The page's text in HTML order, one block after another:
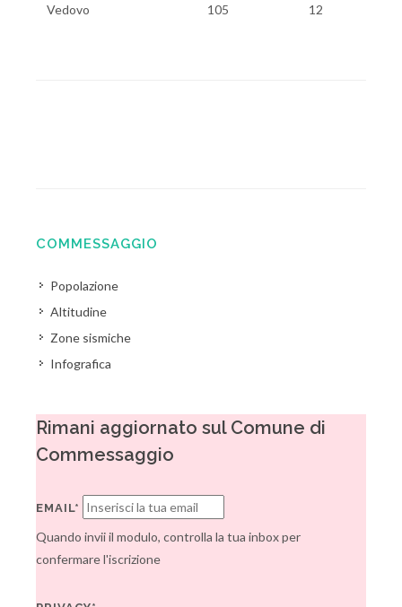
Vedovo 105 12
COMMESSAGGIO
Popolazione
Altitudine
Zone sismiche
Infografica
Rimani aggiornato sul Comune di
Commessaggio
EMAIL*
Quando invii il modulo, controlla la tua inbox per
confermare l'iscrizione